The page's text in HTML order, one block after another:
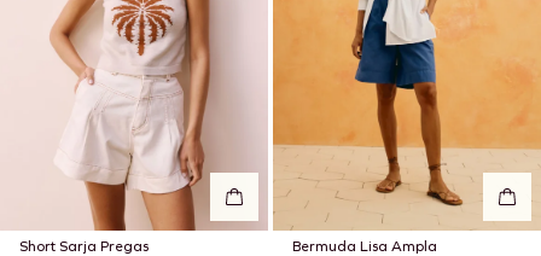
Short Sarja Pregas Bermuda Lisa Ampla